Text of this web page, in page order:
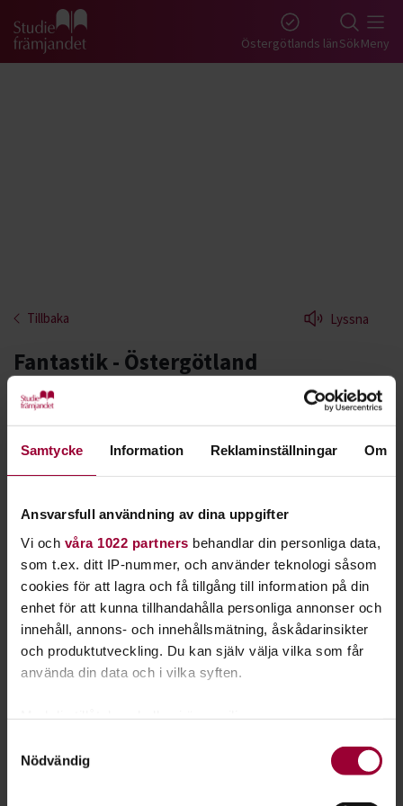
Samtycke Information Reklaminställningar Om
Ansvarsfull användning av dina uppgifter
Vi och våra 1022 partners behandlar din personliga data,
som t.ex. ditt IP-nummer, och använder teknologi såsom
cookies för att lagra och få tillgång till information på din
enhet för att kunna tillhandahålla personliga annonser och
innehåll, annons- och innehållsmätning, åskådarinsikter
och produktutveckling. Du kan själv välja vilka som får
använda din data och i vilka syften.
som kan ha en noggrannhet på upp till flera meter
Nödvändig
Gå till studiefrämjandets startsida Östergötlands länSökMeny
Tillbaka Lyssna
Fantastik - Östergötland
I fantastikens värld pratar du om din favoritbok,
film eller serie. Varför inte bilda ett Game of
Thrones-sällskap eller en Harry Potter-klubb?
Starta en studiecirkel ifantastikoch diskutera ​böcker, ​spel,
Sagan om ringen, fundera över vampyrers egenskaper ​eller ​
jämföra vårt samhälle med en postapokalyptisk film? Allt är
möjligt!
Fantasy,science fictionochskräckär de tre största
genrerna inom fantastiken, men det finns även subgrupper.
Det kan handa om superhjältar, alternativa verkligheter eller
zombieattacker.
Inom spelkultur samarbetar vi medSverok
. Vi hjälper dig
lokaler, material och lär er hur ni startar en förening.